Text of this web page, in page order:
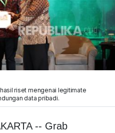
riset mengenai legitimate
data pribadi.
-- Grab